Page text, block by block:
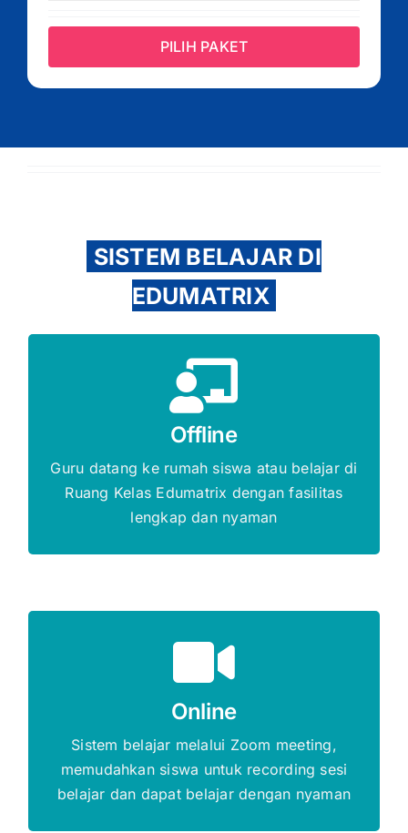
PILIH PAKET
SISTEM BELAJAR DI
EDUMATRIX
Offline
Guru datang ke rumah siswa atau belajar di
Ruang Kelas Edumatrix dengan fasilitas
lengkap dan nyaman
Gratis Biaya Pendaftaran
DAFTAR SEKARANG
Online
Sistem belajar melalui Zoom meeting,
memudahkan siswa untuk recording sesi
belajar dan dapat belajar dengan nyaman
DAFTAR SEKARANG